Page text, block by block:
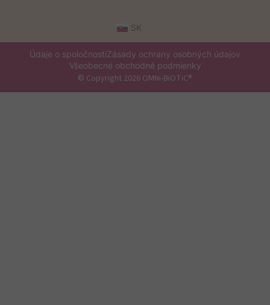
SK
Údaje o spoločnostiZásady ochrany osobných údajov
Všeobecné obchodné podmienky
© Copyright 2026 OMNi-BiOTiC®